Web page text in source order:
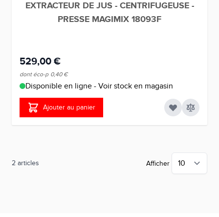
EXTRACTEUR DE JUS - CENTRIFUGEUSE -
PRESSE MAGIMIX 18093F
529,00 €
dont éco-p 0,40 €
Disponible en ligne - Voir stock en magasin
Ajouter au panier
2 articles Afficher